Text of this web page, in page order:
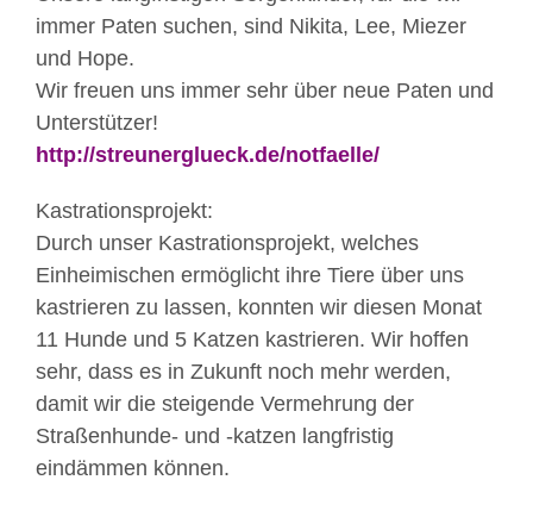
immer Paten suchen, sind Nikita, Lee, Miezer
und Hope.
Wir freuen uns immer sehr über neue Paten und
Unterstützer!
http://streunerglueck.de/notfaelle/
Kastrationsprojekt:
Durch unser Kastrationsprojekt, welches
Einheimischen ermöglicht ihre Tiere über uns
kastrieren zu lassen, konnten wir diesen Monat
11 Hunde und 5 Katzen kastrieren. Wir hoffen
sehr, dass es in Zukunft noch mehr werden,
damit wir die steigende Vermehrung der
Straßenhunde- und -katzen langfristig
eindämmen können.